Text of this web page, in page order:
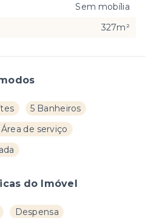
5 Banheiros
Área de serviço
do Imóvel
Despensa
Sem mobília
327m²